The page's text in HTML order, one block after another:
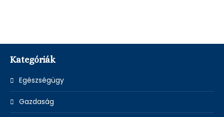
Kategóriák
Egészségügy
Gazdaság